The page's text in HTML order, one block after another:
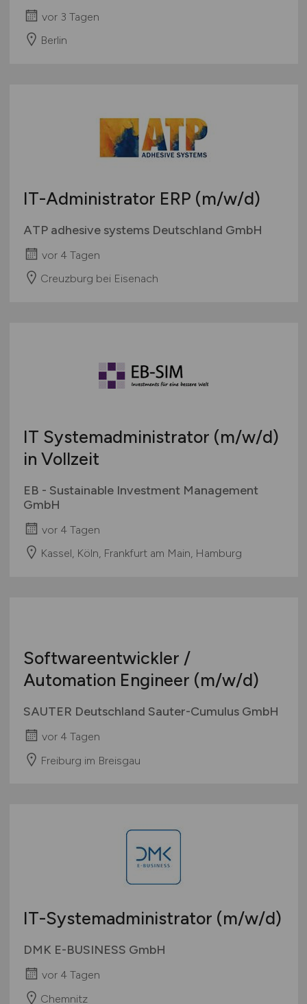
vor 3 Tagen
Berlin
IT-Administrator ERP (m/w/d)
ATP adhesive systems Deutschland GmbH
vor 4 Tagen
Creuzburg bei Eisenach
IT Systemadministrator (m/w/d)
in Vollzeit
EB - Sustainable Investment Management
GmbH
vor 4 Tagen
Kassel, Köln, Frankfurt am Main, Hamburg
Softwareentwickler /
Automation Engineer
SAUTER Deutschland Sauter-Cumulus GmbH
IT-Systemadministrator